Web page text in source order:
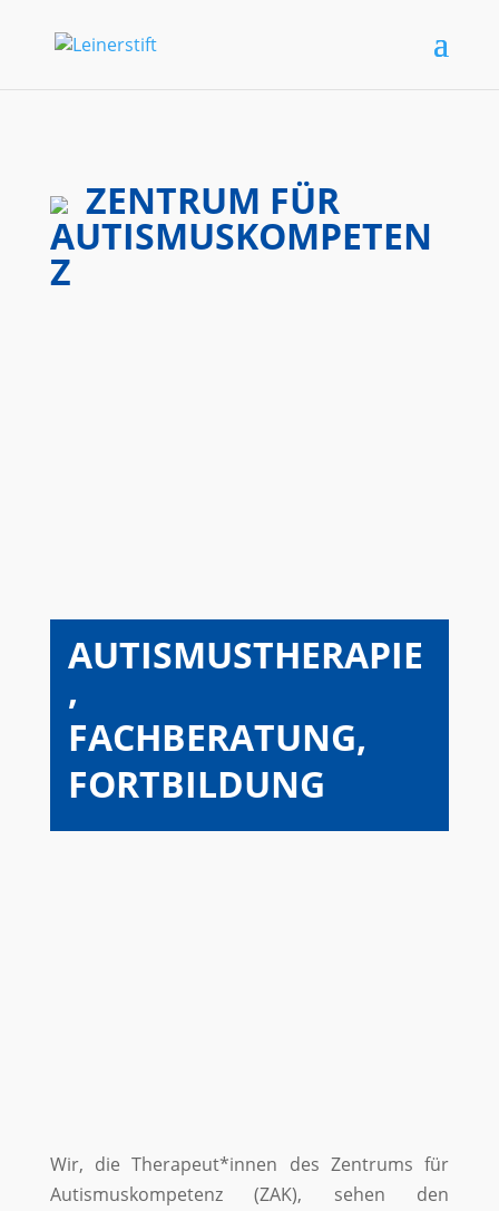
ZENTRUM FÜR
AUTISMUSKOMPETEN
Z
AUTISMUSTHERAPIE
,
FACHBERATUNG,
FORTBILDUNG
Wir, die Therapeut*innen des Zentrums für
Autismuskompetenz (ZAK), sehen den